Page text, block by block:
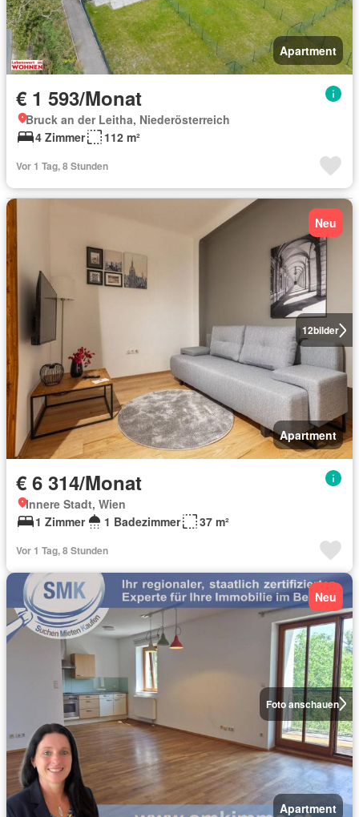
Apartment
€ 1 593/Monat
Bruck an der Leitha, Niederösterreich
4 Zimmer
112 m²
Vor 1 Tag, 8 Stunden
12bilder
Neu
Apartment
€ 6 314/Monat
Innere Stadt, Wien
1 Zimmer
1 Badezimmer 37 m²
Vor 1 Tag, 8 Stunden
Foto anschauen
Neu
Apartment